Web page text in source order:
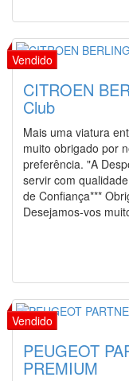
CITROEN
Club
Mais uma viatura
muito obrigado por
preferência. "A
servir com
de Confiança***
Desejamos-vos
PEUGEOT
PREMIUM